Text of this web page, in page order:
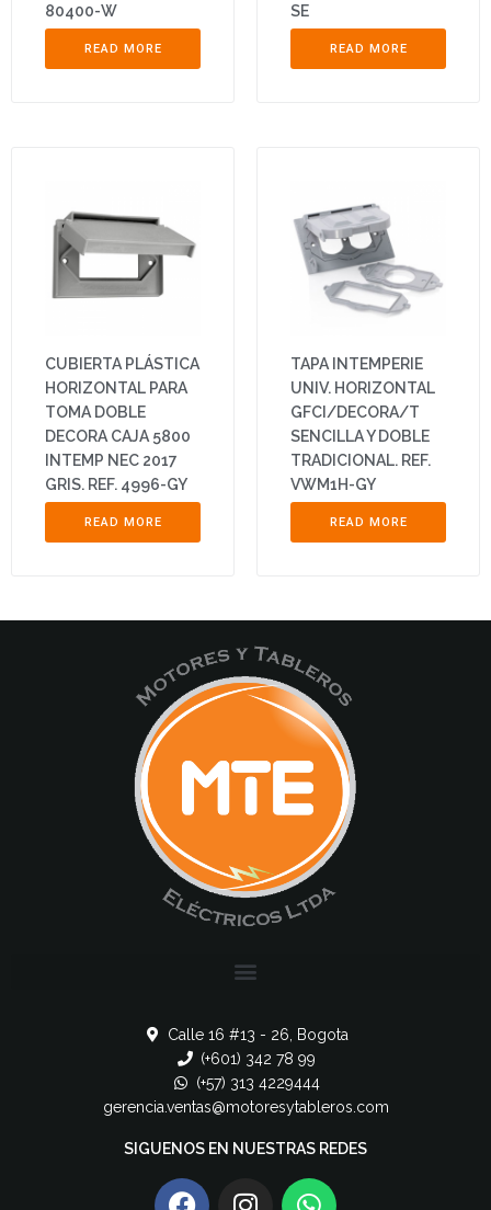
80400-W
READ MORE
SE
READ MORE
CUBIERTA PLÁSTICA
HORIZONTAL PARA
TOMA DOBLE
DECORA CAJA 5800
INTEMP NEC 2017
GRIS. REF. 4996-GY
READ MORE
TAPA INTEMPERIE
UNIV. HORIZONTAL
GFCI/DECORA/T
SENCILLA Y DOBLE
TRADICIONAL. REF.
VWM1H-GY
READ MORE
Calle 16 #13 - 26, Bogota
(+601) 342 78 99
(+57) 313 4229444
gerencia.ventas@motoresytableros.com
SIGUENOS EN NUESTRAS REDES